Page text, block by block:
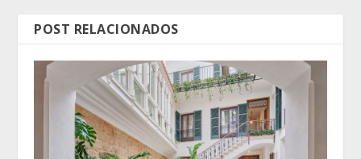
POST RELACIONADOS